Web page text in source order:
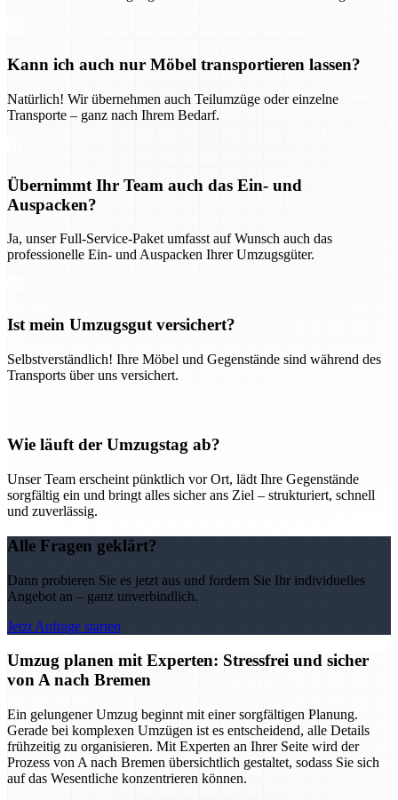
Kann ich auch nur Möbel transportieren lassen?
Natürlich! Wir übernehmen auch Teilumzüge oder einzelne
Transporte – ganz nach Ihrem Bedarf.
Übernimmt Ihr Team auch das Ein- und
Auspacken?
Ja, unser Full-Service-Paket umfasst auf Wunsch auch das
professionelle Ein- und Auspacken Ihrer Umzugsgüter.
Ist mein Umzugsgut versichert?
Selbstverständlich! Ihre Möbel und Gegenstände sind während des
Transports über uns versichert.
Wie läuft der Umzugstag ab?
Unser Team erscheint pünktlich vor Ort, lädt Ihre Gegenstände
sorgfältig ein und bringt alles sicher ans Ziel – strukturiert, schnell
und zuverlässig.
Alle Fragen geklärt?
Dann probieren Sie es jetzt aus und fordern Sie Ihr individuelles
Angebot an – ganz unverbindlich.
Jetzt Anfrage starten
Umzug planen mit Experten: Stressfrei und sicher
von A nach Bremen
Ein gelungener Umzug beginnt mit einer sorgfältigen Planung.
Gerade bei komplexen Umzügen ist es entscheidend, alle Details
frühzeitig zu organisieren. Mit Experten an Ihrer Seite wird der
Prozess von A nach Bremen übersichtlich gestaltet, sodass Sie sich
auf das Wesentliche konzentrieren können.